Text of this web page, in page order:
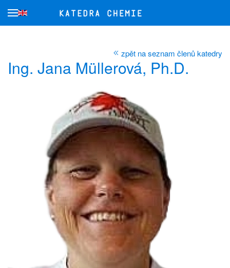
Přejít na hlavní obsah
zpět na seznam členů katedry
Ing. Jana Müllerová, Ph.D.